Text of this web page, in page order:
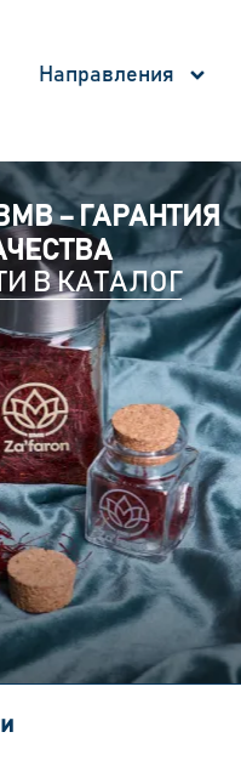
Направления
– ГАРАНТИЯ
В КАТАЛОГ